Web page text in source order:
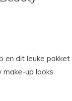
en dit leuke pakket
make-up looks